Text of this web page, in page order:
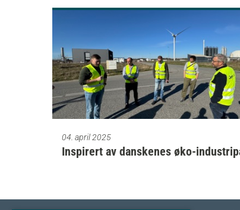
04. april 2025
Inspirert av danskenes øko-